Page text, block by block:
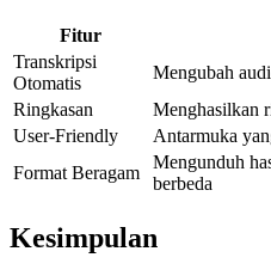
Fitur
Transkripsi
Otomatis
Mengubah
Ringkasan
Menghasilkan
User-Friendly
Antarmuka
Format Beragam
Mengunduh
berbeda
Kesimpulan